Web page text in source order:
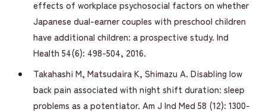
effects of workplace psychosocial factors on whether
Japanese dual-earner couples with preschool children
have additional children: a prospective study. Ind
Health 54(6): 498-504, 2016.
Takahashi M, Matsudaira K, Shimazu A. Disabling low
back pain associated with night shift duration: sleep
problems as a potentiator. Am J Ind Med 58 (12): 1300-